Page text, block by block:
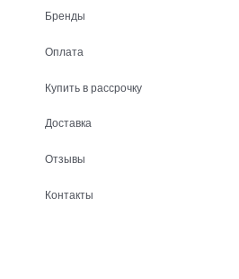
Бренды
Оплата
Купить в рассрочку
Доставка
Отзывы
Контакты